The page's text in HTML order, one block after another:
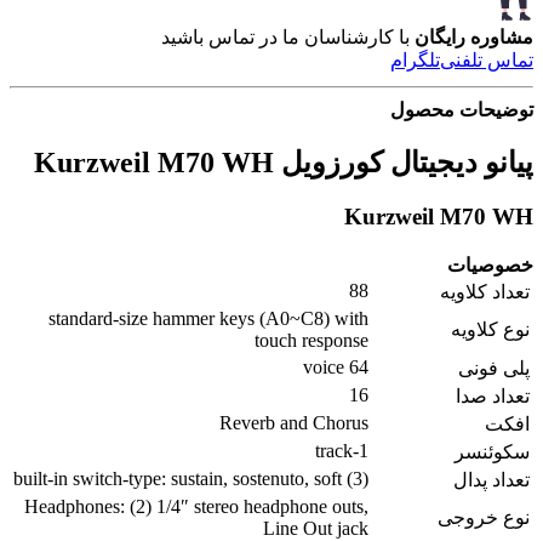
مشاوره رایگان با کارشناسان ما در تماس باشید
تماس تلفنیتلگرام
توضیحات محصول
پیانو دیجیتال کورزویل Kurzweil M70 WH
Kurzweil M70 WH
خصوصیات
تعداد کلاویه
88
نوع کلاویه
standard-size hammer keys (A0~C8) with
touch response
پلی فونی
64 voice
تعداد صدا
16
افکت
Reverb and Chorus
سکوئنسر
1-track
تعداد پدال
(3) built-in switch-type: sustain, sostenuto, soft
نوع خروجی
Headphones: (2) 1/4″ stereo headphone outs,
Line Out jack